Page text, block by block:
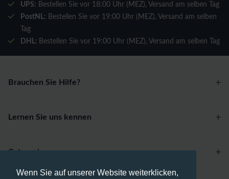
Wenn Sie auf unserer Website weiterklicken,
UPS: Bestellen Sie vor 18:00 Uhr (MEZ), Versand am selben Tag
PostNL: Bestellen Sie vor 19:00 Uhr (MEZ), Versand am selben
Tag
DHL: Bestellen Sie vor 19:00 Uhr (MEZ), Versand am selben Tag
Brauchen Sie Hilfe?
Lernen Sie uns kennen
Categories